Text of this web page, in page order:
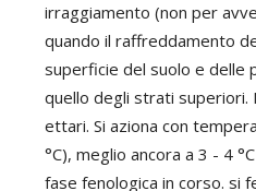
irraggiamento (non per
quando il raffreddamento
superficie del suolo e delle
quello degli strati superiori.
ettari. Si aziona con
°C), meglio ancora a 3 - 4
fase fenologica in corso. si